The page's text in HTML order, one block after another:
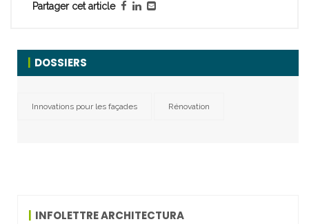
Partager cet article
DOSSIERS
Innovations pour les façades Rénovation
INFOLETTRE ARCHITECTURA